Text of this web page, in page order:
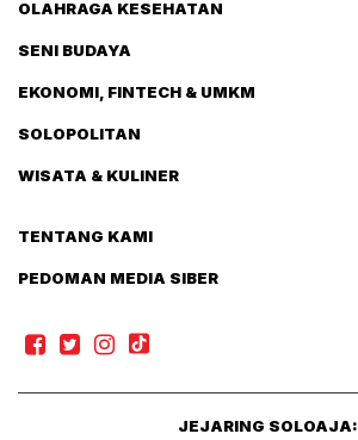
OLAHRAGA KESEHATAN
SENI BUDAYA
EKONOMI, FINTECH & UMKM
SOLOPOLITAN
WISATA & KULINER
TENTANG KAMI
PEDOMAN MEDIA SIBER
JEJARING SOLOAJA: